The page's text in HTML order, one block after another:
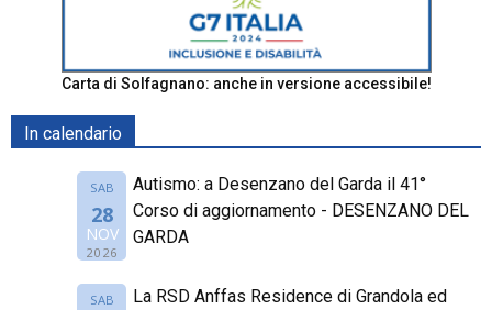
Carta di Solfagnano: anche in versione accessibile!
In calendario
SAB
28
NOV
2026
Autismo: a Desenzano del Garda il 41°
Corso di aggiornamento - DESENZANO DEL
GARDA
SAB
La RSD Anffas Residence di Grandola ed